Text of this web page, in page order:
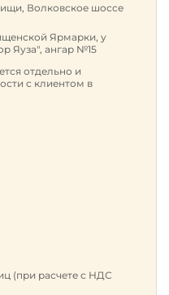
Волковское шоссе
Ярмарки, у
Яуза", ангар №15
отдельно и
с клиентом в
(при расчете с НДС